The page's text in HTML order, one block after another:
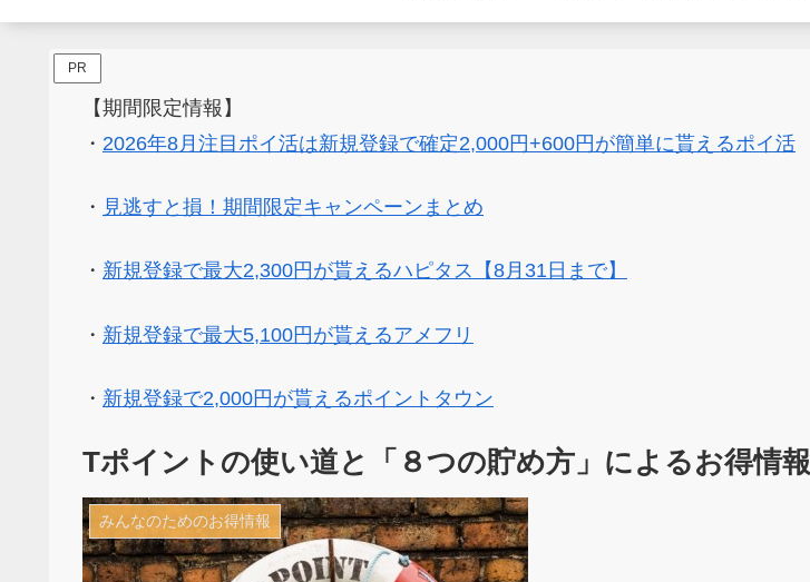
PR
【期間限定情報】
・ 2026年8月注目ポイ活は新規登録で確定2,000円+600円が簡単に貰えるポイ活
・ 見逃すと損！期間限定キャンペーンまとめ
・ 新規登録で最大2,300円が貰えるハピタス【8月31日まで】
・ 新規登録で最大5,100円が貰えるアメフリ
・ 新規登録で2,000円が貰えるポイントタウン
Tポイントの使い道と「８つの貯め方」によるお得情報
みんなのためのお得情報